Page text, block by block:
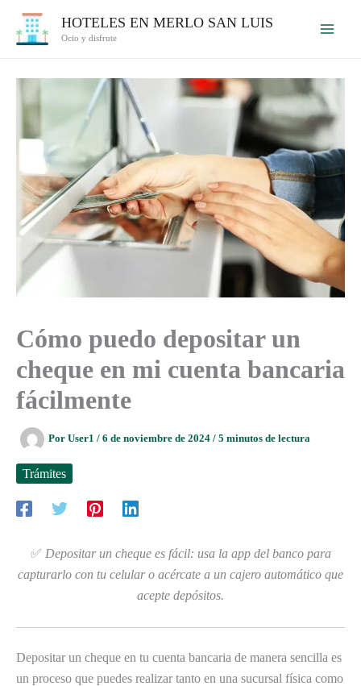
HOTELES EN MERLO SAN LUIS
Ocio y disfrute
Cómo puedo depositar un
cheque en mi cuenta bancaria
fácilmente
Por User1 / 6 de noviembre de 2024 / 5 minutos de lectura
Trámites
✅ Depositar un cheque es fácil: usa la app del banco para
capturarlo con tu celular o acércate a un cajero automático que
acepte depósitos.
Depositar un cheque en tu cuenta bancaria de manera sencilla es
un proceso que puedes realizar tanto en una sucursal física como